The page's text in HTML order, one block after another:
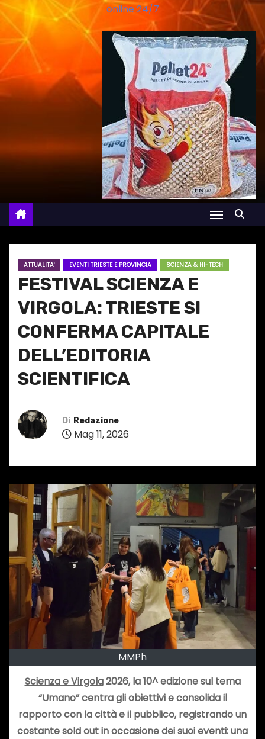
online 24/7
ATTUALITA' EVENTI TRIESTE E PROVINCIA SCIENZA & HI-TECH
FESTIVAL SCIENZA E
VIRGOLA: TRIESTE SI
CONFERMA CAPITALE
DELL’EDITORIA
SCIENTIFICA
Di Redazione
Mag 11, 2026
MMPh
Scienza e Virgola2026, la 10^ edizione sul tema
“Umano” centra gli obiettivi e consolida il
rapporto con la città e il pubblico, registrando un
costante sold out in occasione dei suoi eventi: una